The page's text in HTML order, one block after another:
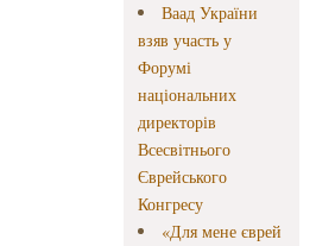
Ваад України
взяв участь у
Форумі
національних
директорів
Всесвітнього
Єврейського
Конгресу
«Для мене єврей